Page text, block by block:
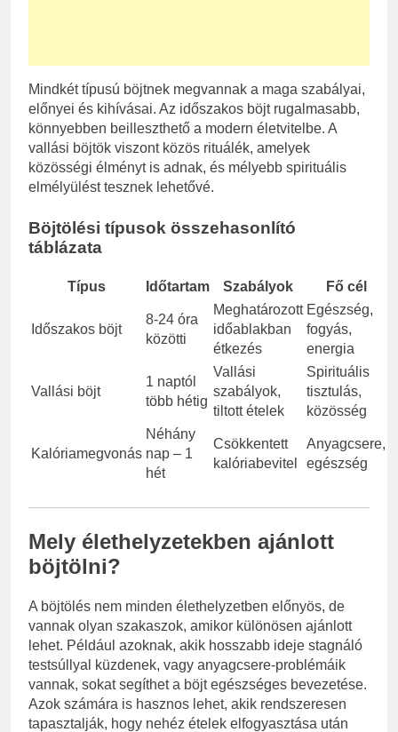
Mindkét típusú böjtnek megvannak a maga szabályai,
előnyei és kihívásai. Az időszakos böjt rugalmasabb,
könnyebben beilleszthető a modern életvitelbe. A
vallási böjtök viszont közös rituálék, amelyek
közösségi élményt is adnak, és mélyebb spirituális
elmélyülést tesznek lehetővé.
Böjtölési típusok összehasonlító
táblázata
Típus Időtartam Szabályok Fő cél
Időszakos böjt
8-24 óra
közötti
Meghatározott
időablakban
étkezés
Egészség,
fogyás,
energia
Vallási böjt
1 naptól
több hétig
Vallási
szabályok,
tiltott ételek
Spirituális
tisztulás,
közösség
Kalóriamegvonás
Néhány
nap – 1
hét
Csökkentett
kalóriabevitel
Anyagcsere,
egészség
Mely élethelyzetekben ajánlott
böjtölni?
A böjtölés nem minden élethelyzetben előnyös, de
vannak olyan szakaszok, amikor különösen ajánlott
lehet. Például azoknak, akik hosszabb ideje stagnáló
testsúllyal küzdenek, vagy anyagcsere-problémáik
vannak, sokat segíthet a böjt egészséges bevezetése.
Azok számára is hasznos lehet, akik rendszeresen
tapasztalják, hogy nehéz ételek elfogyasztása után